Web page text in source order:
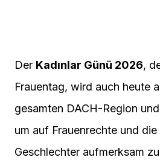
Der Kadınlar Günü 2026,
Frauentag, wird auch heute
gesamten DACH-Region
um auf Frauenrechte und
Geschlechter aufmerksam